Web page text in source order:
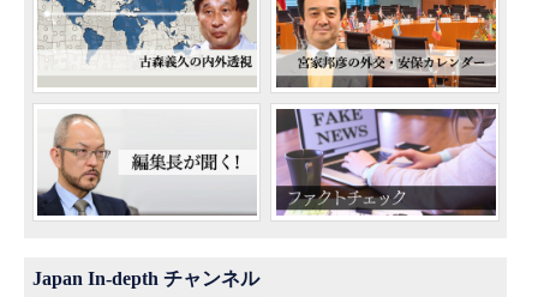
Japan In-depth チャンネル